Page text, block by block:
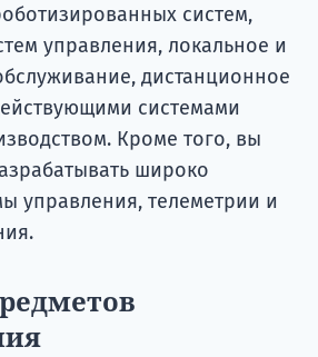
систем,
управления, локальное и
дистанционное
системами
Кроме того, вы
широко
управления, телеметрии и